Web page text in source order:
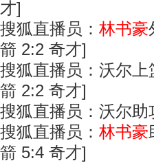
才]
搜狐直播员： 林书豪
箭 2:2 奇才]
搜狐直播员：沃尔
箭 2:2 奇才]
搜狐直播员：沃尔
搜狐直播员： 林书豪
箭 5:4 奇才]